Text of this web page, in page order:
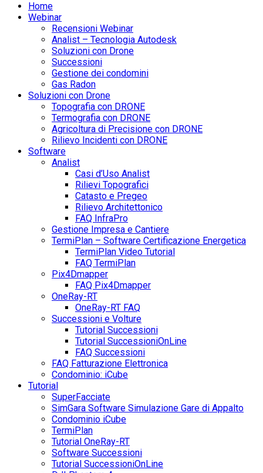
Home
Webinar
Recensioni Webinar
Analist – Tecnologia Autodesk
Soluzioni con Drone
Successioni
Gestione dei condomini
Gas Radon
Soluzioni con Drone
Topografia con DRONE
Termografia con DRONE
Agricoltura di Precisione con DRONE
Rilievo Incidenti con DRONE
Software
Analist
Casi d’Uso Analist
Rilievi Topografici
Catasto e Pregeo
Rilievo Architettonico
FAQ InfraPro
Gestione Impresa e Cantiere
TermiPlan – Software Certificazione Energetica
TermiPlan Video Tutorial
FAQ TermiPlan
Pix4Dmapper
FAQ Pix4Dmapper
OneRay-RT
OneRay-RT FAQ
Successioni e Volture
Tutorial Successioni
Tutorial SuccessioniOnLine
FAQ Successioni
FAQ Fatturazione Elettronica
Condominio: iCube
Tutorial
SuperFacciate
SimGara Software Simulazione Gare di Appalto
Condominio iCube
TermiPlan
Tutorial OneRay-RT
Software Successioni
Tutorial SuccessioniOnLine